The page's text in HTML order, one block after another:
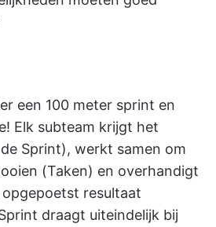
een 100 meter sprint en
Elk subteam krijgt het
Sprint), werkt samen om
(Taken) en overhandigt
resultaat
draagt uiteindelijk bij